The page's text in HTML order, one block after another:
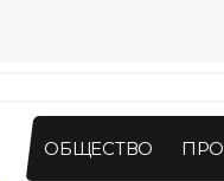
ОБЩЕСТВО